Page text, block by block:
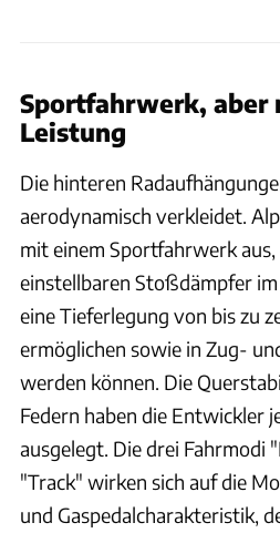
Sportfahrwerk, aber
Leistung
Die hinteren
aerodynamisch verkleidet.
mit einem Sportfahrwerk
einstellbaren Stoßdämpfer im
eine Tieferlegung von bis zu
ermöglichen sowie in Zug-
werden können. Die
Federn haben die Entwickler
ausgelegt. Die drei Fahrmodi
"Track" wirken sich auf die
und Gaspedalcharakteristik,